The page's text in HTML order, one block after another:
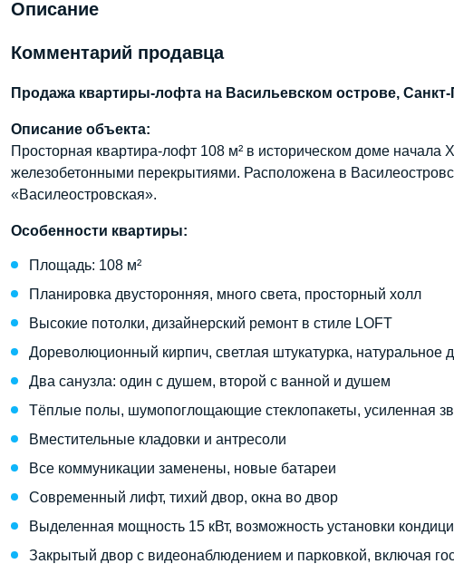
Описание
Комментарий продавца
Продажа квартиры-лофта на Васильевском острове, Санкт-
Описание объекта:
Просторная квартира-лофт 108 м² в историческом доме начала
железобетонными перекрытиями. Расположена в
«Василеостровская».
Особенности квартиры:
Площадь: 108 м²
Планировка двусторонняя, много света, просторный холл
Высокие потолки, дизайнерский ремонт в стиле LOFT
Дореволюционный кирпич, светлая штукатурка, натуральное
Два санузла: один с душем, второй с ванной и душем
Тёплые полы, шумопоглощающие стеклопакеты, усиленная
Вместительные кладовки и антресоли
Все коммуникации заменены, новые батареи
Современный лифт, тихий двор, окна во двор
Выделенная мощность 15 кВт, возможность установки
Закрытый двор с видеонаблюдением и парковкой, включая